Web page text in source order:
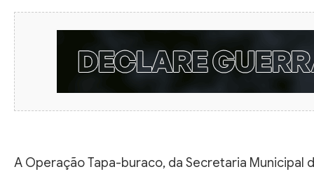
A Operação Tapa-buraco, da Secretaria